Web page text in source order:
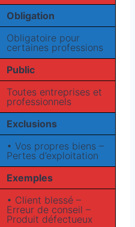
Obligation
Obligatoire pour
certaines professions
Public
Toutes entreprises et
professionnels
Exclusions
• Vos propres biens –
Pertes d’exploitation
Exemples
• Client blessé –
Erreur de conseil –
Produit défectueux